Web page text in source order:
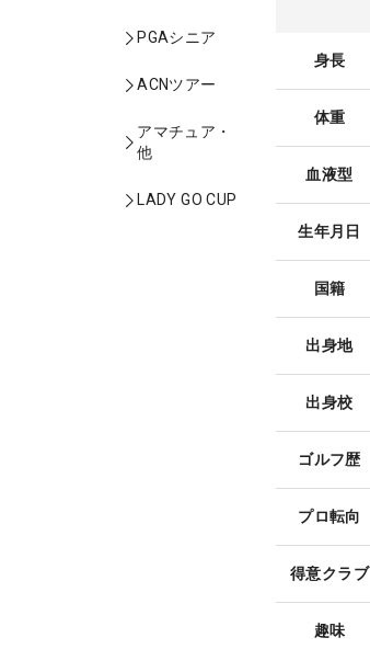
PGAシニア
ACNツアー
アマチュア・
他
LADY GO CUP
身長
体重
血液型
生年月日
国籍
出身地
出身校
ゴルフ歴
プロ転向
得意クラブ
趣味